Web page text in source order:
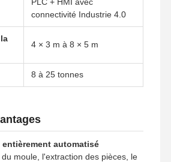
connectivité Industrie 4.0
4 × 3 m à 8 × 5 m
8 à 25 tonnes
automatisé
moule, l'extraction des pièces, le